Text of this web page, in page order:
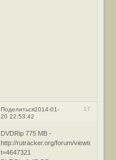
Поделиться 17
2014-01-
20 22:53:42
DVDRip 775 MB -
http://rutracker.org/forum/
t=4647321